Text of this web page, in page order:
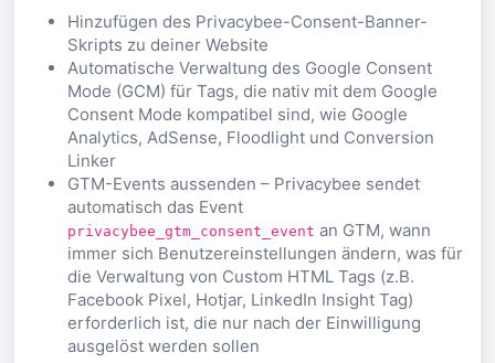
Hinzufügen des Privacybee-Consent-Banner-
Skripts zu deiner Website
Automatische Verwaltung des Google Consent
Mode (GCM) für Tags, die nativ mit dem Google
Consent Mode kompatibel sind, wie Google
Analytics, AdSense, Floodlight und Conversion
Linker
GTM-Events aussenden – Privacybee sendet
automatisch das Event
privacybee_gtm_consent_event an GTM, wann
immer sich Benutzereinstellungen ändern, was für
die Verwaltung von Custom HTML Tags (z.B.
Facebook Pixel, Hotjar, LinkedIn Insight Tag)
erforderlich ist, die nur nach der Einwilligung
ausgelöst werden sollen